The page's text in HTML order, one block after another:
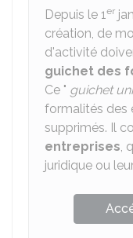
Depuis le 1er
création, de
d'activité
guichet des
Ce " guichet
formalités des
supprimés. Il
entreprises,
juridique ou